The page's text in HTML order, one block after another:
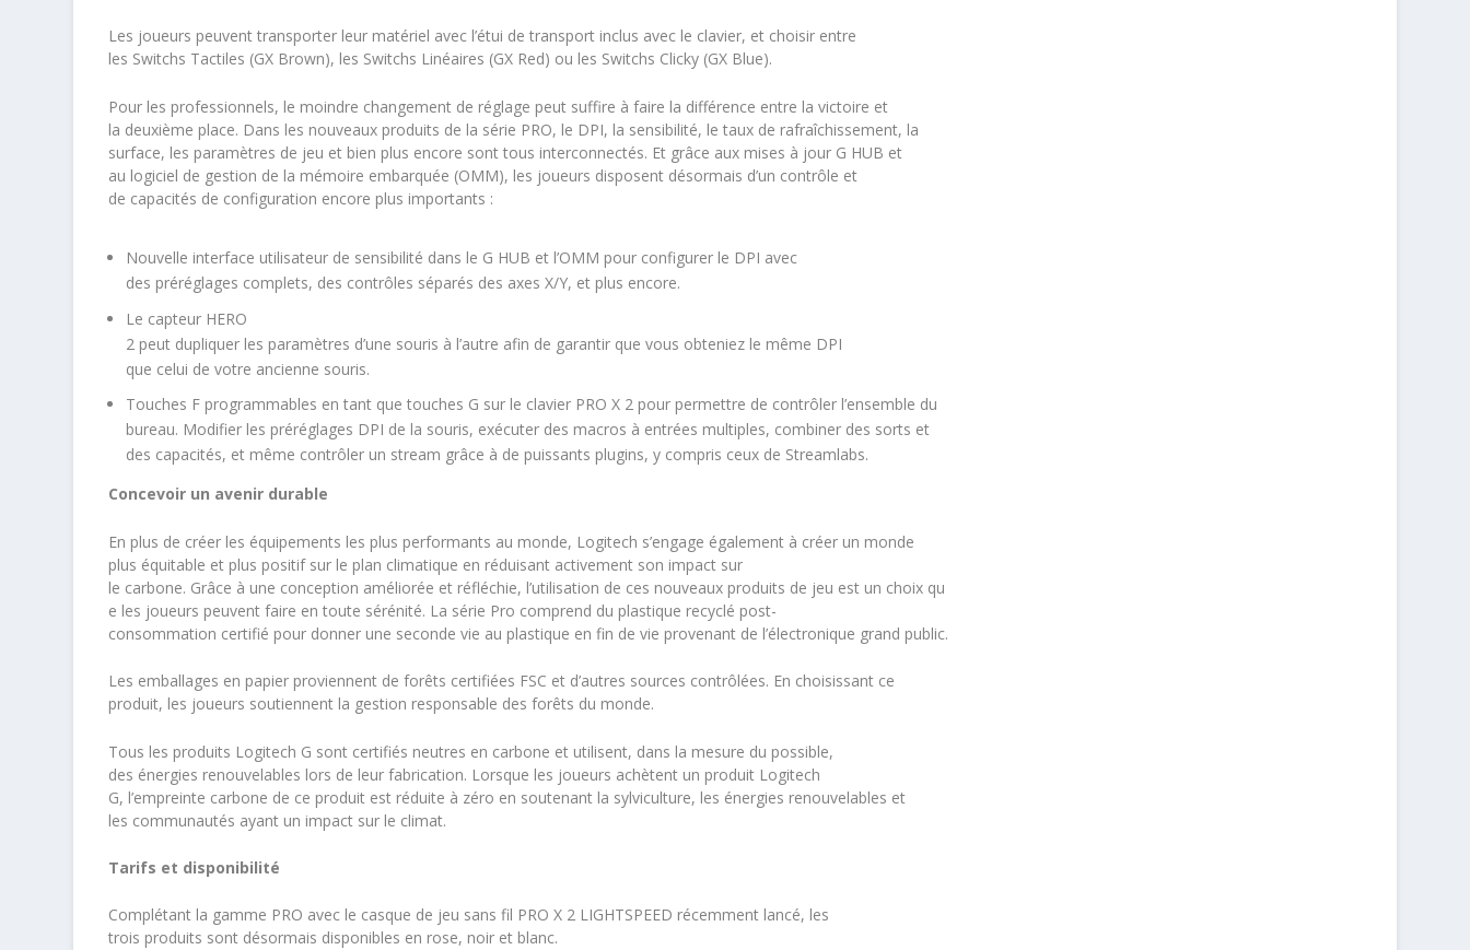
Les joueurs peuvent transporter leur matériel avec l’étui de transport inclus avec le clavier, et choisir entre
les Switchs Tactiles (GX Brown), les Switchs Linéaires (GX Red) ou les Switchs Clicky (GX Blue).
Pour les professionnels, le moindre changement de réglage peut suffire à faire la différence entre la victoire et
la deuxième place. Dans les nouveaux produits de la série PRO, le DPI, la sensibilité, le taux de rafraîchissement, la
surface, les paramètres de jeu et bien plus encore sont tous interconnectés. Et grâce aux mises à jour G HUB et
au logiciel de gestion de la mémoire embarquée (OMM), les joueurs disposent désormais d’un contrôle et
de capacités de configuration encore plus importants :
Nouvelle interface utilisateur de sensibilité dans le G HUB et l’OMM pour configurer le DPI avec
des préréglages complets, des contrôles séparés des axes X/Y, et plus encore.
Le capteur HERO
2 peut dupliquer les paramètres d’une souris à l’autre afin de garantir que vous obteniez le même DPI
que celui de votre ancienne souris.
Touches F programmables en tant que touches G sur le clavier PRO X 2 pour permettre de contrôler l’ensemble du
bureau. Modifier les préréglages DPI de la souris, exécuter des macros à entrées multiples, combiner des sorts et
des capacités, et même contrôler un stream grâce à de puissants plugins, y compris ceux de Streamlabs.
Concevoir un avenir durable
En plus de créer les équipements les plus performants au monde, Logitech s’engage également à créer un monde
plus équitable et plus positif sur le plan climatique en réduisant activement son impact sur
le carbone. Grâce à une conception améliorée et réfléchie, l’utilisation de ces nouveaux produits de jeu est un choix qu
e les joueurs peuvent faire en toute sérénité. La série Pro comprend du plastique recyclé post-
consommation certifié pour donner une seconde vie au plastique en fin de vie provenant de l’électronique grand public.
Les emballages en papier proviennent de forêts certifiées FSC et d’autres sources contrôlées. En choisissant ce
produit, les joueurs soutiennent la gestion responsable des forêts du monde.
Tous les produits Logitech G sont certifiés neutres en carbone et utilisent, dans la mesure du possible,
des énergies renouvelables lors de leur fabrication. Lorsque les joueurs achètent un produit Logitech
G, l’empreinte carbone de ce produit est réduite à zéro en soutenant la sylviculture, les énergies renouvelables et
les communautés ayant un impact sur le climat.
Tarifs et disponibilité
Complétant la gamme PRO avec le casque de jeu sans fil PRO X 2 LIGHTSPEED récemment lancé, les
trois produits sont désormais disponibles en rose, noir et blanc.